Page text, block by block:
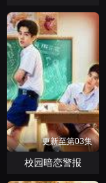
更新至第03集
校园暗恋警报